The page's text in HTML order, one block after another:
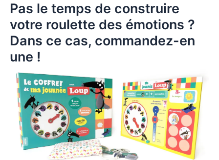
Pas le temps de construire
votre roulette des émotions ?
Dans ce cas, commandez-en
une !